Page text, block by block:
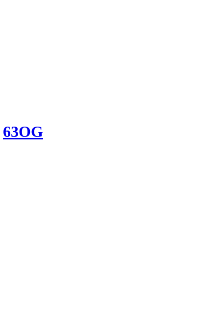
63OG